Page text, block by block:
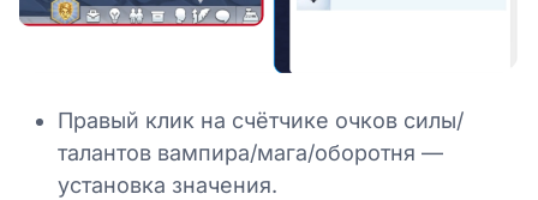
Правый клик на счётчике очков силы/
талантов вампира/мага/оборотня —
установка значения.